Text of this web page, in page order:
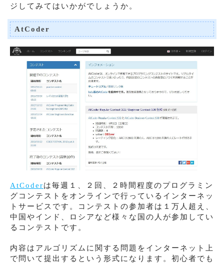
ジしてみてはいかがでしょうか。
AtCoder
AtCoderは毎週１、２回、２時間程度のプログラミン
グコンテストをオンラインで行っているインターネッ
トサービスです。コンテストの参加者は１万人超え、
中国やインド、ロシアなど様々な国の人が参加してい
るコンテストです。
内容はアルゴリズムに関する問題をインターネット上
で問いて提出するという形式になります。初心者でも